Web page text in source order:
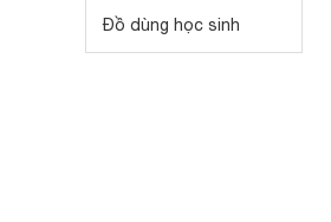
Đồ dùng học sinh